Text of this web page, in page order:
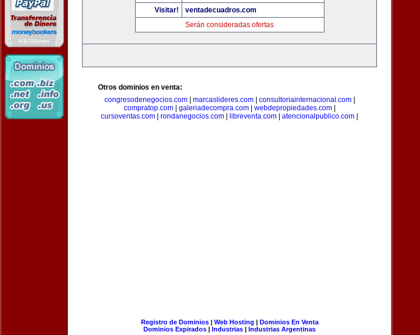
Visitar!
ventadecuadros.com
Serán consideradas ofertas
Otros dominios en venta:
congresodenegocios.com| marcaslideres.com| consultoriainternacional.com|
compratop.com| galeriadecompra.com| webdepropiedades.com|
cursoventas.com
rondanegocios.com libreventa.com atencionalpublico.com
Registro de Dominios| Web Hosting | Dominios En Venta
Dominios Expirados | Industrias | Industrias Argentinas